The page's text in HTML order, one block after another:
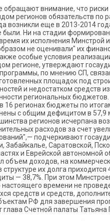
обращают внимание, что риски
регионов обязательств по
возникли еще в 2013-2014
Ни на стадии
их исполнения Минстрой
не оценивали" их
особые условия
регионе, утверждают
по мнению СП,
площадок под
и недостатком средств
региональных бюджетов.
16 регионах бюджеты по
с общим дефицитом в 57,9
регионов исчерпана
расходов за счет
подчеркивают
Забайкалье, Саратовской,
и Еврейской автономной
объем доходов, на
их долга приходится
— 38,7%. При этом
времени не
средств и средств,
РФ для завершения
Счетной палаты Татьяна